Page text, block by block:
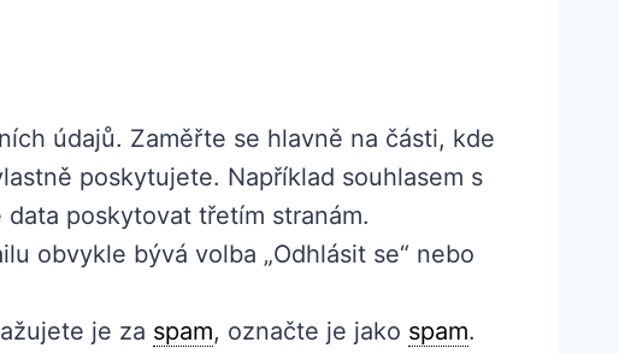
údajů. Zaměřte se hlavně na části, kde
poskytujete. Například souhlasem s
poskytovat třetím stranám.
obvykle bývá volba „Odhlásit se“ nebo
je za spam, označte je jako spam.